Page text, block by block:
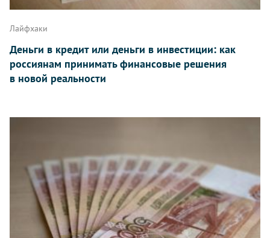
Лайфхаки
Деньги в кредит или деньги в инвестиции: как
россиянам принимать финансовые решения
в новой реальности